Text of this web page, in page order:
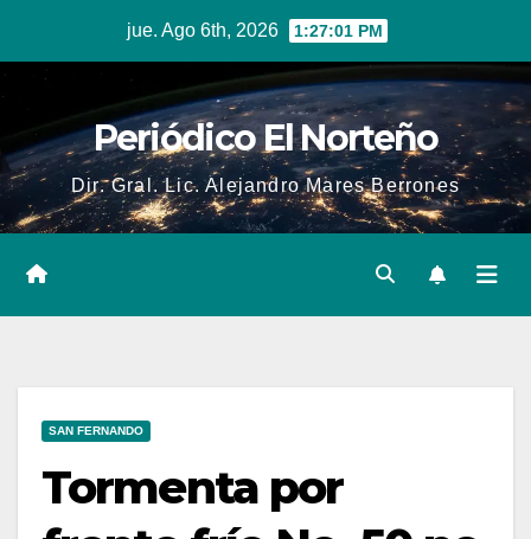
jue. Ago 6th, 2026 1:27:02 PM
Periódico El Norteño
Dir. Gral. Lic. Alejandro Mares Berrones
SAN FERNANDO
Tormenta por